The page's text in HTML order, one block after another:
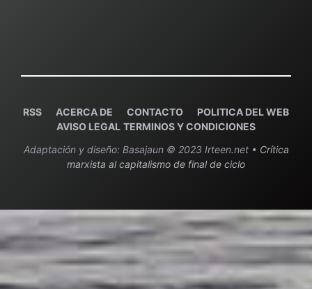
RSS ACERCA DE CONTACTO
POLITICA DEL WEB
AVISO LEGAL TERMINOS Y CONDICIONES
Adaptación y diseño: Basajaun © 2023 Irteen.net • Crítica
marxista al capitalismo de final de ciclo